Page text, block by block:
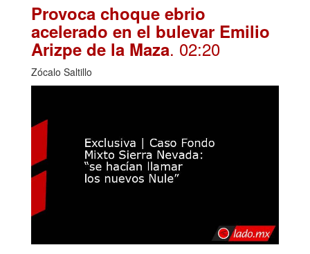
Provoca choque ebrio
acelerado en el bulevar Emilio
Arizpe de la Maza. 02:20
Zócalo Saltillo